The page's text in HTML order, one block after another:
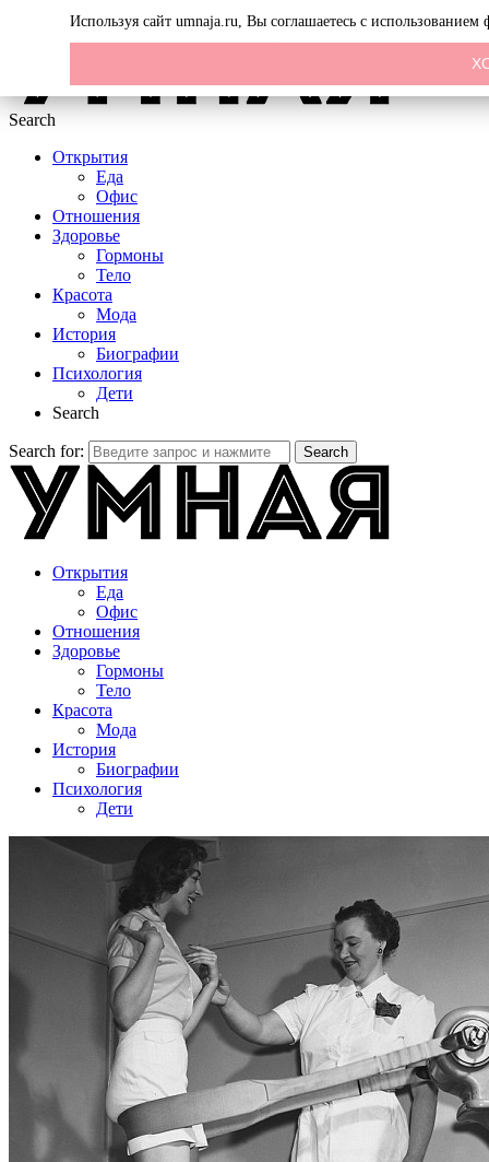
Search
Открытия
Еда
Офис
Отношения
Здоровье
Гормоны
Тело
Красота
Мода
История
Биографии
Психология
Дети
Search
Search for: Search
Открытия
Еда
Офис
Отношения
Здоровье
Гормоны
Тело
Красота
Мода
История
Биографии
Психология
Дети
Используя сайт umnaja.ru, Вы соглашаетесь с использованием